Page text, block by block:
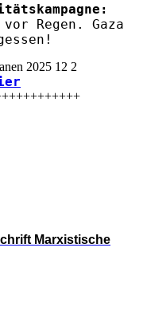
Regen. Gaza
Marxistische